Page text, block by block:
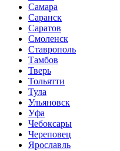
Самара
Саранск
Саратов
Смоленск
Ставрополь
Тамбов
Тверь
Тольятти
Тула
Ульяновск
Уфа
Чебоксары
Череповец
Ярославль